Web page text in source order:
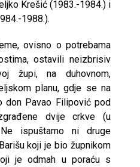
Krešić (1983.-1984.) i
1988.).
ovisno o potrebama
ostavili neizbrisiv
župi, na duhovnom,
planu, gdje se na
don Pavao Filipović pod
dvije crkve (u
ispuštamo ni druge
koji je bio župnikom
je odmah u poraću s